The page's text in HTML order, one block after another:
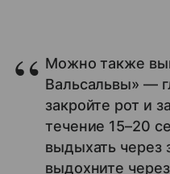
Можно также
Вальсальвы» —
закройте рот и
течение 15–20
выдыхать через
выдохните через